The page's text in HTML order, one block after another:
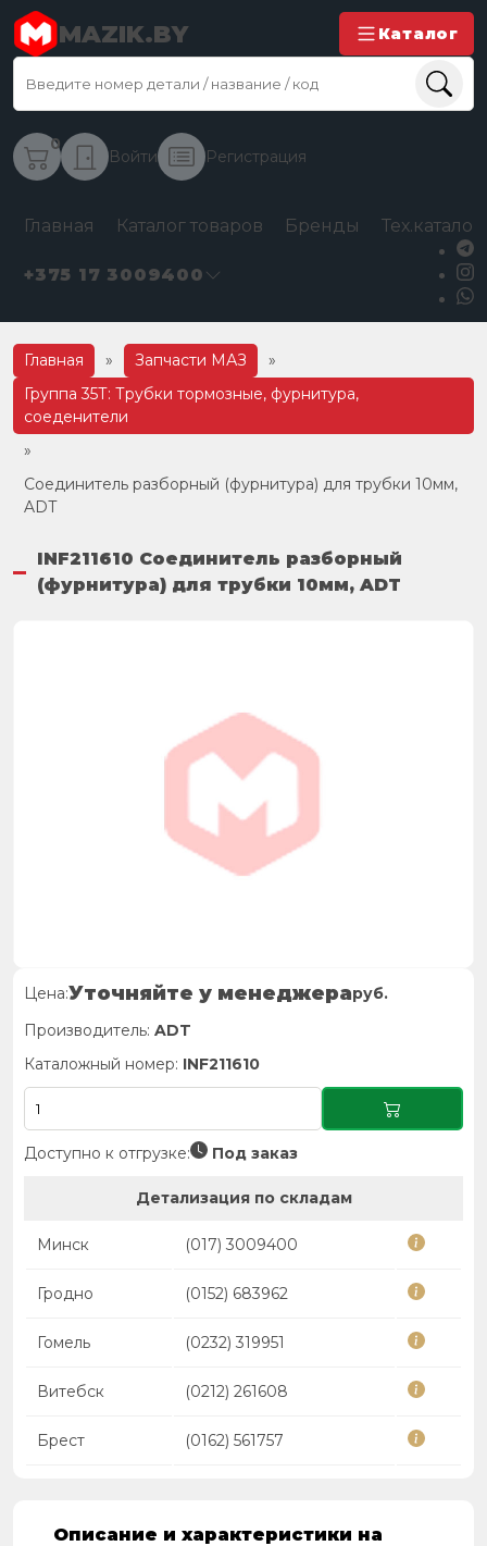
MAZIK.BY Каталог
0
Войти Регистрация
Главная Каталог товаров Бренды
+375 17 3009400
Главная » Запчасти МАЗ
»
Группа 35Т: Трубки тормозные, фурнитура,
соеденители
»
Соединитель разборный (фурнитура) для трубки 10мм,
ADT
INF211610 Соединитель разборный
(фурнитура) для трубки 10мм, ADT
Цена:Уточняйте у менеджераруб.
Производитель: ADT
Каталожный номер: INF211610
Доступно к отгрузке: Под заказ
Детализация по складам
Минск (017) 3009400
Гродно (0152) 683962
Гомель (0232) 319951
Витебск (0212) 261608
Брест (0162) 561757
Описание и характеристики на